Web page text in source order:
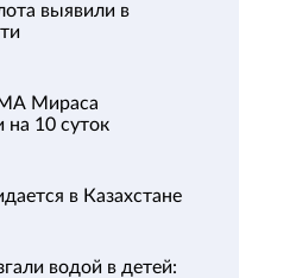
выявили в
Мираса
на 10 суток
в Казахстане
водой в детей: